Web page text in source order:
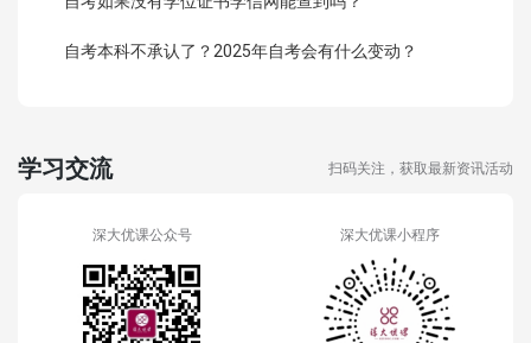
自考本科不承认了？2025年自考会有什么变动？
学习交流 扫码关注，获取最新资讯活动
深大优课公众号 深大优课小程序